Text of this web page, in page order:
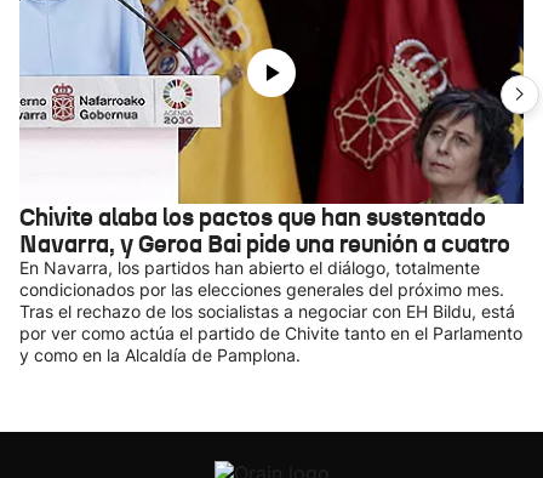
Chivite alaba los pactos que han sustentado
Navarra, y Geroa Bai pide una reunión a cuatro
En Navarra, los partidos han abierto el diálogo, totalmente
condicionados por las elecciones generales del próximo mes.
Tras el rechazo de los socialistas a negociar con EH Bildu, está
por ver como actúa el partido de Chivite tanto en el Parlamento
y como en la Alcaldía de Pamplona.